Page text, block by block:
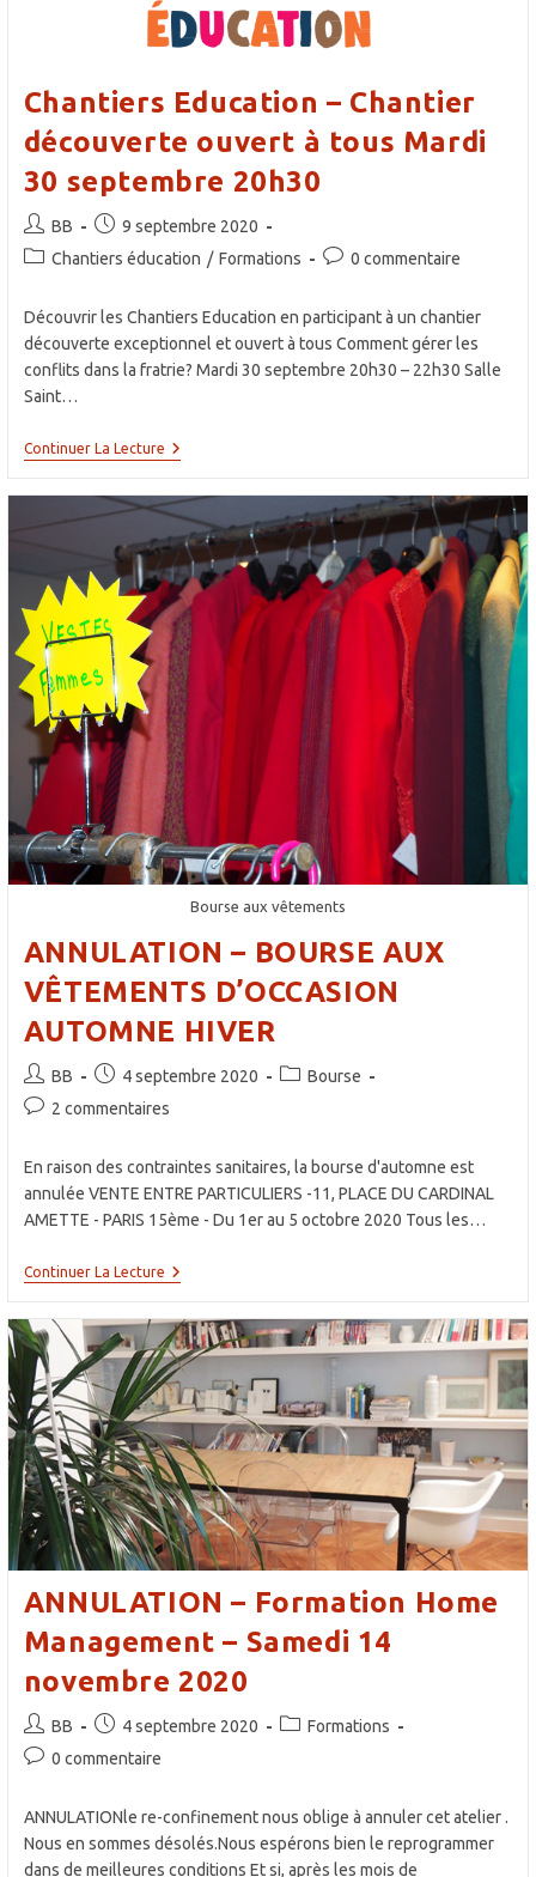
Chantiers Education – Chantier
découverte ouvert à tous Mardi
30 septembre 20h30
Auteur/autrice
de
BB
Publication
publiée :
9 septembre 2020
PostChantiers éducation / Formations
Commentaires
la
publication :
0 commentaire
Découvrir les Chantiers Education en participant à un chantier
découverte exceptionnel et ouvert à tous Comment gérer les
conflits dans la fratrie? Mardi 30 septembre 20h30 – 22h30 Salle
Saint…
Continuer La LectureChantiers
Chantier
Découverte
Ouvert
À
Tous
Mardi
30
Septembre
20h30
Bourse aux vêtements
ANNULATION – BOURSE AUX
VÊTEMENTS D’OCCASION
AUTOMNE HIVER
Auteur/autrice
de
BB
Publication
publiée :
4 septembre 2020
PostBourse
Commentaires
publication :
2 commentaires
En raison des contraintes sanitaires, la bourse d'automne est
annulée VENTE ENTRE PARTICULIERS -11, PLACE DU CARDINAL
AMETTE - PARIS 15ème - Du 1er au 5 octobre 2020 Tous les…
Continuer La LectureANNULATION
AUX
VÊTEMENTS
D’OCCASION
AUTOMNE
HIVER
ANNULATION – Formation Home
Management – Samedi 14
novembre 2020
Auteur/autrice
de
BB
Publication
publiée :
4 septembre 2020
PostFormations
Commentaires
0 commentaire
ANNULATIONle re-confinement nous oblige à annuler cet atelier .
Nous en sommes désolés.Nous espérons bien le reprogrammer
dans de meilleures conditions Et si, après les mois de